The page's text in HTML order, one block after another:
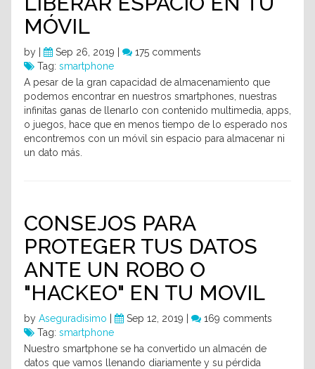
MÓVIL
by Sep 26, 2019 |
175 comments
Tag: smartphone
A pesar de la gran capacidad de almacenamiento que
podemos encontrar en nuestros smartphones, nuestras
infinitas ganas de llenarlo con contenido multimedia, apps,
o juegos, hace que en menos tiempo de lo esperado nos
encontremos con un móvil sin espacio para almacenar ni
un dato más.
CONSEJOS PARA
PROTEGER TUS DATOS
ANTE UN ROBO O
"HACKEO" EN TU MOVIL
by Aseguradisimo Sep 12, 2019 |
169 comments
Tag: smartphone
Nuestro smartphone se ha convertido un almacén de
datos que vamos llenando diariamente y su pérdida